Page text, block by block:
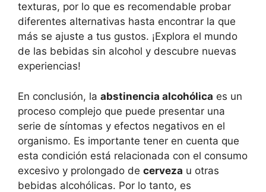
texturas, por lo que es recomendable probar
diferentes alternativas hasta encontrar la que
más se ajuste a tus gustos. ¡Explora el mundo
de las bebidas sin alcohol y descubre nuevas
experiencias!
En conclusión, la abstinencia alcohólica es un
proceso complejo que puede presentar una
serie de síntomas y efectos negativos en el
organismo. Es importante tener en cuenta que
esta condición está relacionada con el consumo
excesivo y prolongado de cerveza u otras
bebidas alcohólicas. Por lo tanto, es